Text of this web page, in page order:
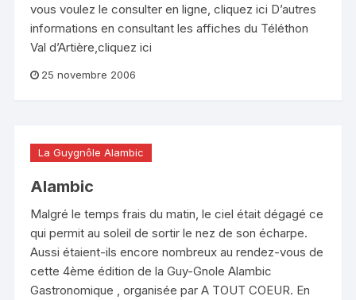
vous voulez le consulter en ligne, cliquez ici D’autres
informations en consultant les affiches du Téléthon
Val d’Artière,cliquez ici
25 novembre 2006
La Guygnôle Alambic
Alambic
Malgré le temps frais du matin, le ciel était dégagé ce
qui permit au soleil de sortir le nez de son écharpe.
Aussi étaient-ils encore nombreux au rendez-vous de
cette 4ème édition de la Guy-Gnole Alambic
Gastronomique , organisée par A TOUT COEUR. En